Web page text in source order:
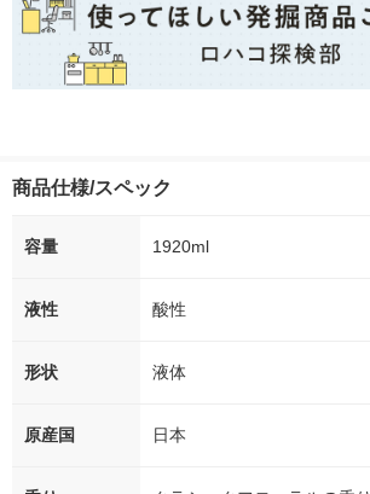
商品仕様/スペック
容量 1920ml
液性 酸性
形状 液体
原産国 日本